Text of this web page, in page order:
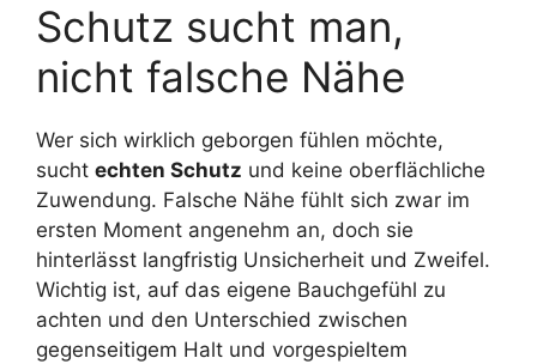
Schutz sucht man,
nicht falsche Nähe
Wer sich wirklich geborgen fühlen möchte,
sucht echten Schutz und keine oberflächliche
Zuwendung. Falsche Nähe fühlt sich zwar im
ersten Moment angenehm an, doch sie
hinterlässt langfristig Unsicherheit und Zweifel.
Wichtig ist, auf das eigene Bauchgefühl zu
achten und den Unterschied zwischen
gegenseitigem Halt und vorgespieltem